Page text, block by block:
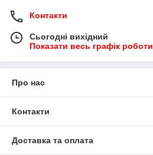
Контакти
Сьогодні вихідний
Показати весь графік роботи
Про нас
Контакти
Доставка та оплата